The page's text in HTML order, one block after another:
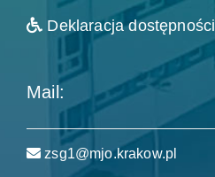
Deklaracja dostępności
Mail:
zsg1@mjo.krakow.pl